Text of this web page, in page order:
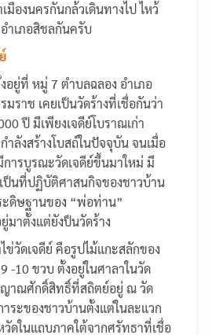
มืองนครกันกล้วเดินทางไป ไหว้
ำเภอสิชลกันครับ
อยู่ที่ หมู่ 7 ตำบลฉลอง อำเภอ
ราช เคยเป็นวัดร้างที่เชื่อกันว่า
ปี มีเพียงเจดีย์โบราณเก่า
ำลังสร้างโบสถ์ในปัจจุบัน จนเมื่อ
ารบูรณะวัดเจดีย์ขึ้นมาใหม่ มี
ป็นที่ปฏิบัติศาสนกิจของชาวบ้าน
ะดิษฐานของ “พ่อท่าน”
าตั้งแต่ยังป็นวัดร้าง
ข่วัดเจดีย์ คือรูปไม้แกะสลักของ
-10 ขวบ ตั้งอยู่ในศาลาในวัด
ญาณศักดิ์สิทธิ์ที่สถิตย์อยู่ ณ วัด
ระของชาวบ้านตั้งแต่ในละแวก
วัดในแถบภาคใต้จากศรัทธาที่เชื่อ